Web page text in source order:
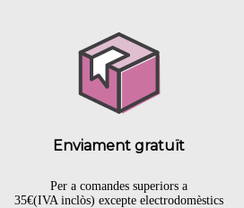
Enviament gratuït
Per a comandes superiors a
35€(IVA inclòs) excepte electrodomèstics